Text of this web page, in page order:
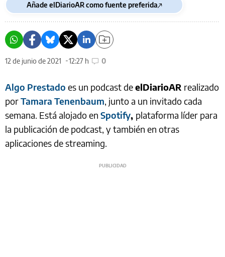
Añade elDiarioAR como fuente preferida
12 de junio de 2021 12:27 h 0
Algo Prestado es un podcast deelDiarioAR realizado
porTamara Tenenbaum, junto a un invitado cada
semana. Está alojado en Spotify, plataforma líder para
la publicación de podcast, y también en otras
aplicaciones de streaming.